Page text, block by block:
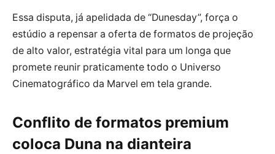
Essa disputa, já apelidada de “Dunesday”, força o
estúdio a repensar a oferta de formatos de projeção
de alto valor, estratégia vital para um longa que
promete reunir praticamente todo o Universo
Cinematográfico da Marvel em tela grande.
Conflito de formatos premium
coloca Duna na dianteira